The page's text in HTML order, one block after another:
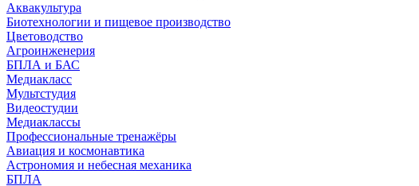
Аквакультура
Биотехнологии и пищевое производство
Цветоводство
Агроинженерия
БПЛА и БАС
Медиакласс
Мультстудия
Видеостудии
Медиаклассы
Профессиональные тренажёры
Авиация и космонавтика
Астрономия и небесная механика
БПЛА